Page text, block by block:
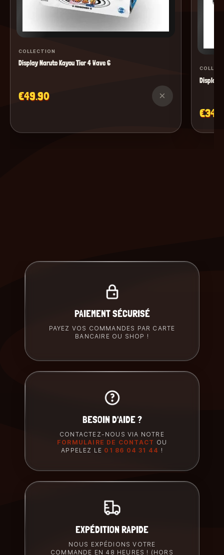
COLLECTION
Display Naruto Kayou Tier 4 Wave 6
€49.90 ×
Display
PAIEMENT SÉCURISÉ
PAYEZ VOS COMMANDES PAR CARTE
BANCAIRE OU SHOP !
BESOIN D'AIDE ?
CONTACTEZ-NOUS VIA NOTRE
FORMULAIRE DE CONTACT OU
APPELEZ LE 01 86 04 31 44 !
EXPÉDITION RAPIDE
NOUS EXPÉDIONS VOTRE
COMMANDE EN 48 HEURES ! (HORS